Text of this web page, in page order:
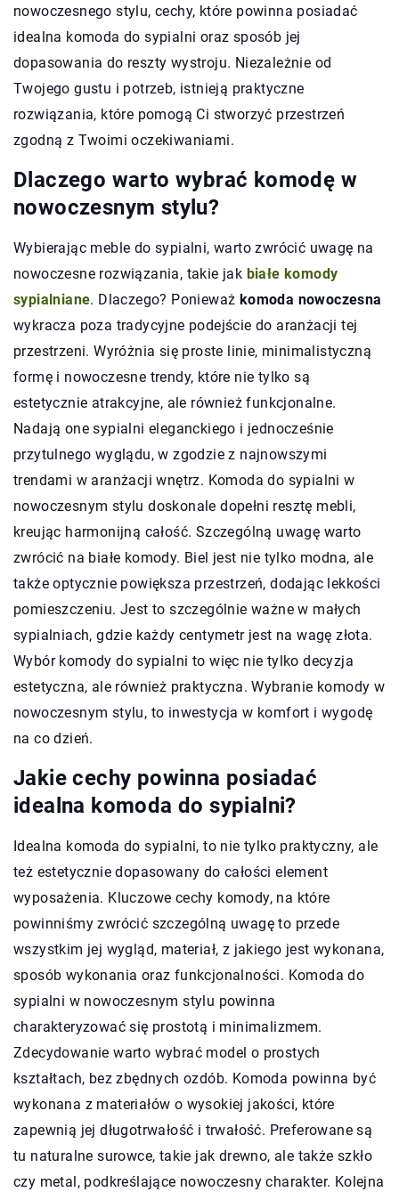
nowoczesnego stylu, cechy, które powinna posiadać
idealna komoda do sypialni oraz sposób jej
dopasowania do reszty wystroju. Niezależnie od
Twojego gustu i potrzeb, istnieją praktyczne
rozwiązania, które pomogą Ci stworzyć przestrzeń
zgodną z Twoimi oczekiwaniami.
Dlaczego warto wybrać komodę w
nowoczesnym stylu?
Wybierając meble do sypialni, warto zwrócić uwagę na
nowoczesne rozwiązania, takie jak białe komody
sypialniane. Dlaczego? Ponieważ komoda nowoczesna
wykracza poza tradycyjne podejście do aranżacji tej
przestrzeni. Wyróżnia się proste linie, minimalistyczną
formę i nowoczesne trendy, które nie tylko są
estetycznie atrakcyjne, ale również funkcjonalne.
Nadają one sypialni eleganckiego i jednocześnie
przytulnego wyglądu, w zgodzie z najnowszymi
trendami w aranżacji wnętrz. Komoda do sypialni w
nowoczesnym stylu doskonale dopełni resztę mebli,
kreując harmonijną całość. Szczególną uwagę warto
zwrócić na białe komody. Biel jest nie tylko modna, ale
także optycznie powiększa przestrzeń, dodając lekkości
pomieszczeniu. Jest to szczególnie ważne w małych
sypialniach, gdzie każdy centymetr jest na wagę złota.
Wybór komody do sypialni to więc nie tylko decyzja
estetyczna, ale również praktyczna. Wybranie komody w
nowoczesnym stylu, to inwestycja w komfort i wygodę
na co dzień.
Jakie cechy powinna posiadać
idealna komoda do sypialni?
Idealna komoda do sypialni, to nie tylko praktyczny, ale
też estetycznie dopasowany do całości element
wyposażenia. Kluczowe cechy komody, na które
powinniśmy zwrócić szczególną uwagę to przede
wszystkim jej wygląd, materiał, z jakiego jest wykonana,
sposób wykonania oraz funkcjonalności. Komoda do
sypialni w nowoczesnym stylu powinna
charakteryzować się prostotą i minimalizmem.
Zdecydowanie warto wybrać model o prostych
kształtach, bez zbędnych ozdób. Komoda powinna być
wykonana z materiałów o wysokiej jakości, które
zapewnią jej długotrwałość i trwałość. Preferowane są
tu naturalne surowce, takie jak drewno, ale także szkło
czy metal, podkreślające nowoczesny charakter. Kolejna